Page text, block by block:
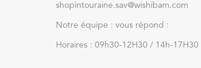
shopintouraine.sav@wishibam.com
Notre équipe : vous répond :
Horaires : 09h30-12H30 / 14h-17H30